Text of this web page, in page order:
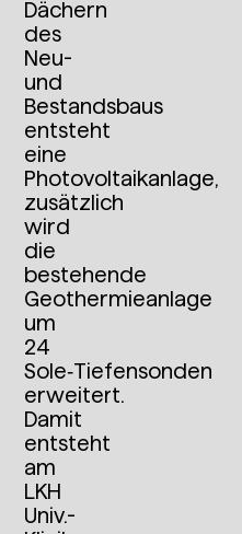
Dächern
des
Neu-
und
Bestandsbaus
entsteht
eine
Photovoltaikanlage,
zusätzlich
wird
die
bestehende
Geothermieanlage
um
24
Sole‑Tiefensonden
erweitert.
Damit
entsteht
am
LKH
Univ.-